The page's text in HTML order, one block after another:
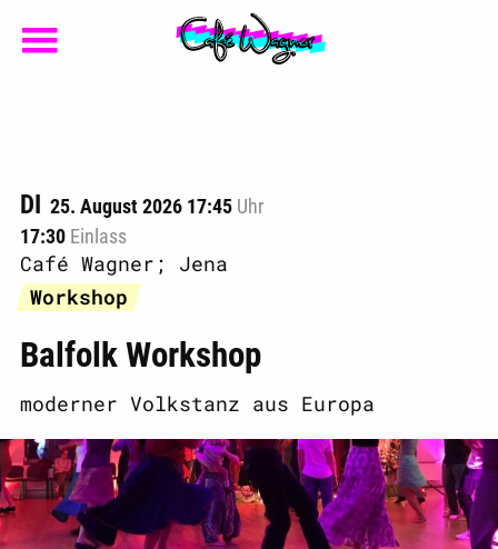
DI 25. August 2026 17:45 Uhr
17:30 Einlass
Café Wagner; Jena
Workshop
Balfolk Workshop
moderner Volkstanz aus Europa